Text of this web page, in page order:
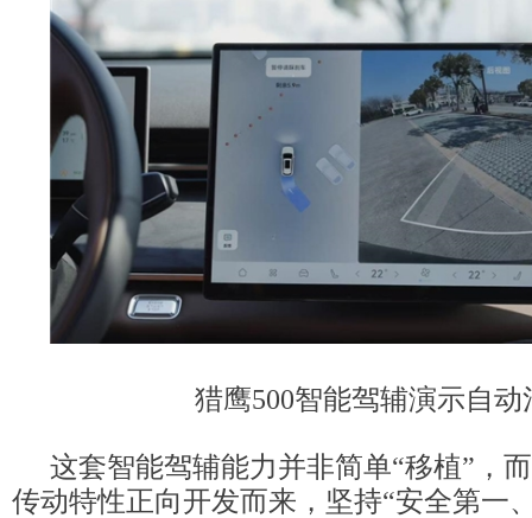
猎鹰500智能驾辅演示自动
这套智能驾辅能力并非简单“移植”，
传动特性正向开发而来，坚持“安全第一